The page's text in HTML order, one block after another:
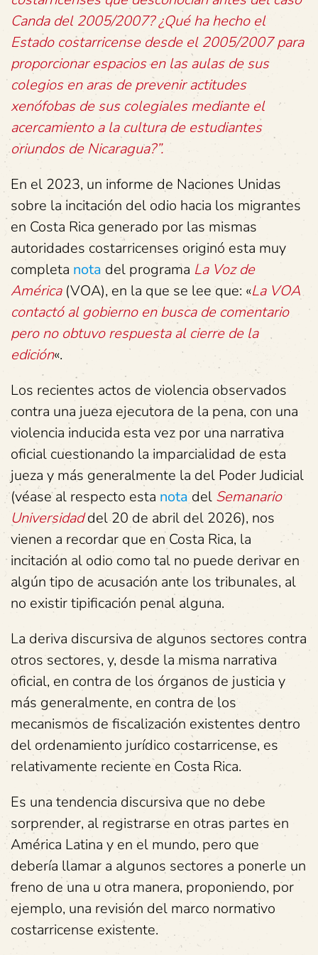
Canda del 2005/2007? ¿Qué ha hecho el
Estado costarricense desde el 2005/2007 para
proporcionar espacios en las aulas de sus
colegios en aras de prevenir actitudes
xenófobas de sus colegiales mediante el
acercamiento a la cultura de estudiantes
oriundos de Nicaragua?”.
En el 2023, un informe de Naciones Unidas
sobre la incitación del odio hacia los migrantes
en Costa Rica generado por las mismas
autoridades costarricenses originó esta muy
completa nota del programa La Voz de
América(VOA), en la que se lee que: «La VOA
contactó al gobierno en busca de comentario
pero no obtuvo respuesta al cierre de la
edición«.
Los recientes actos de violencia observados
contra una jueza ejecutora de la pena, con una
violencia inducida esta vez por una narrativa
oficial cuestionando la imparcialidad de esta
jueza y más generalmente la del Poder Judicial
(véase al respecto esta nota del Semanario
Universidaddel 20 de abril del 2026), nos
vienen a recordar que en Costa Rica, la
incitación al odio como tal no puede derivar en
algún tipo de acusación ante los tribunales, al
no existir tipificación penal alguna.
La deriva discursiva de algunos sectores contra
otros sectores, y, desde la misma narrativa
oficial, en contra de los órganos de justicia y
más generalmente, en contra de los
mecanismos de fiscalización existentes dentro
del ordenamiento jurídico costarricense, es
relativamente reciente en Costa Rica.
Es una tendencia discursiva que no debe
sorprender, al registrarse en otras partes en
América Latina y en el mundo, pero que
debería llamar a algunos sectores a ponerle un
freno de una u otra manera, proponiendo, por
ejemplo, una revisión del marco normativo
costarricense existente.